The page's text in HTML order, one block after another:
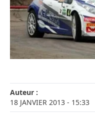
Auteur :
18 JANVIER 2013 - 15:33